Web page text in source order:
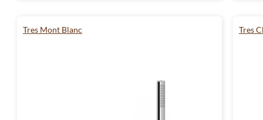
Tres Mont Blanc Tres